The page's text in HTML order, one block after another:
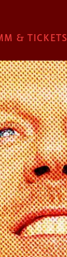
& TICKETS